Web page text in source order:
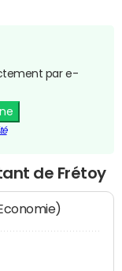
par e-
de Frétoy